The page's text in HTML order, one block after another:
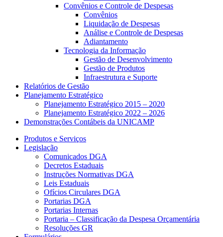
Convênios e Controle de Despesas
Convênios
Liquidação de Despesas
Análise e Controle de Despesas
Adiantamento
Tecnologia da Informação
Gestão de Desenvolvimento
Gestão de Produtos
Infraestrutura e Suporte
Relatórios de Gestão
Planejamento Estratégico
Planejamento Estratégico 2015 – 2020
Planejamento Estratégico 2022 – 2026
Demonstrações Contábeis da UNICAMP
Produtos e Serviços
Legislação
Comunicados DGA
Decretos Estaduais
Instruções Normativas DGA
Leis Estaduais
Ofícios Circulares DGA
Portarias DGA
Portarias Internas
Portaria – Classificação da Despesa Orçamentária
Resoluções GR